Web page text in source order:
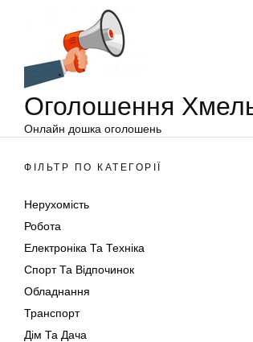
Оголошення
Онлайн дошка оголошень
ФІЛЬТР ПО КАТЕГОРІЇ
Нерухомість
Робота
Електроніка Та Техніка
Спорт Та Відпочинок
Обладнання
Транспорт
Дім Та Дача